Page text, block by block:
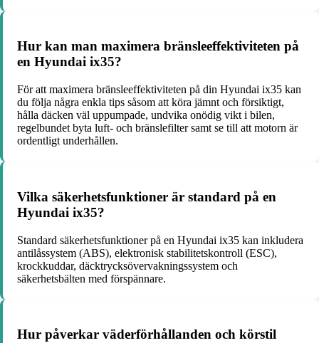
Hur kan man maximera bränsleeffektiviteten på
en Hyundai ix35?
För att maximera bränsleeffektiviteten på din Hyundai ix35 kan
du följa några enkla tips såsom att köra jämnt och försiktigt,
hålla däcken väl uppumpade, undvika onödig vikt i bilen,
regelbundet byta luft- och bränslefilter samt se till att motorn är
ordentligt underhållen.
Vilka säkerhetsfunktioner är standard på en
Hyundai ix35?
Standard säkerhetsfunktioner på en Hyundai ix35 kan inkludera
antilåssystem (ABS), elektronisk stabilitetskontroll (ESC),
krockkuddar, däcktrycksövervakningssystem och
säkerhetsbälten med förspännare.
Hur påverkar väderförhållanden och körstil